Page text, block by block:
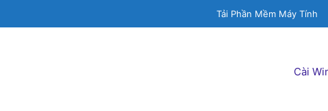
Tải Phần Mềm Máy Tính
Cài